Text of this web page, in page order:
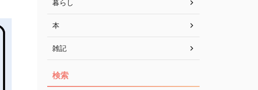
暮らし
本
雑記
検索